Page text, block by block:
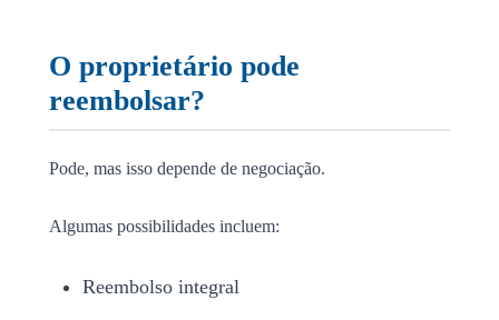
O proprietário pode
reembolsar?
Pode, mas isso depende de negociação.
Algumas possibilidades incluem:
Reembolso integral